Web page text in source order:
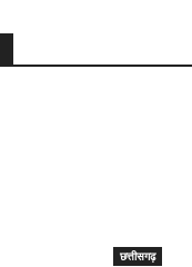
छत्तीसगढ़